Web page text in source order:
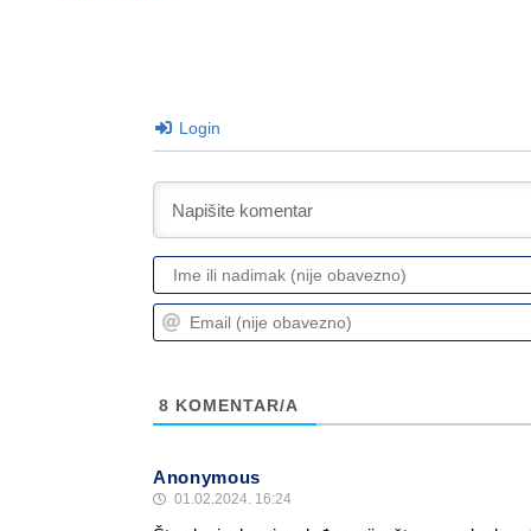
Login
8 KOMENTAR/A
Anonymous
01.02.2024. 16:24